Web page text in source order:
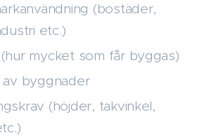
(bostäder,
etc.)
mycket som får byggas)
av byggnader
(höjder, takvinkel,